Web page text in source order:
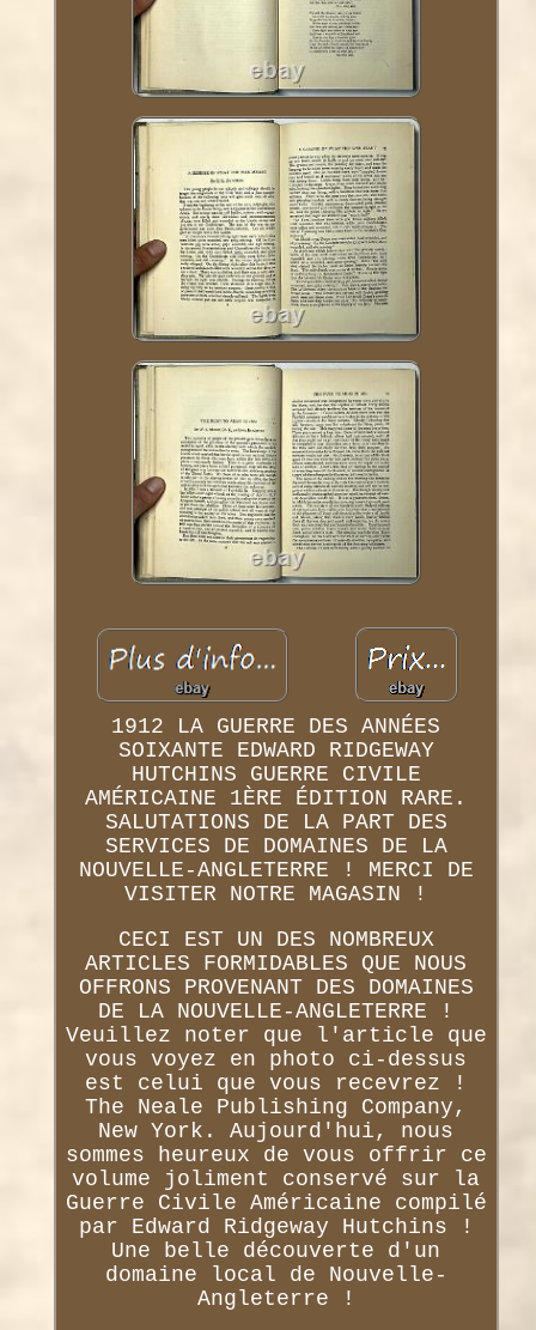
1912 LA GUERRE DES ANNÉES
SOIXANTE EDWARD RIDGEWAY
HUTCHINS GUERRE CIVILE
AMÉRICAINE 1ÈRE ÉDITION RARE.
SALUTATIONS DE LA PART DES
SERVICES DE DOMAINES DE LA
NOUVELLE-ANGLETERRE ! MERCI DE
VISITER NOTRE MAGASIN !
CECI EST UN DES NOMBREUX
ARTICLES FORMIDABLES QUE NOUS
OFFRONS PROVENANT DES DOMAINES
DE LA NOUVELLE-ANGLETERRE !
Veuillez noter que l'article que
vous voyez en photo ci-dessus
est celui que vous recevrez !
The Neale Publishing Company,
New York. Aujourd'hui, nous
sommes heureux de vous offrir ce
volume joliment conservé sur la
Guerre Civile Américaine compilé
par Edward Ridgeway Hutchins !
Une belle découverte d'un
domaine local de Nouvelle-
Angleterre !